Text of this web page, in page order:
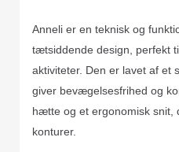
Anneli er en teknisk og
tætsiddende design, perfekt
aktiviteter. Den er lavet af et
giver bevægelsesfrihed og
hætte og et ergonomisk snit,
konturer.